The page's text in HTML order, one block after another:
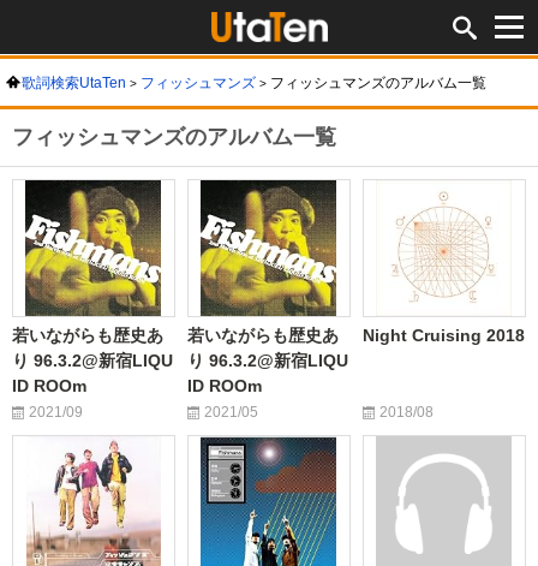
歌詞検索UtaTen フィッシュマンズ フィッシュマンズのアルバム一覧
フィッシュマンズのアルバム一覧
若いながらも歴史あ
り 96.3.2@新宿LIQU
ID ROOm
2021/09
若いながらも歴史あ
り 96.3.2@新宿LIQU
ID ROOm
2021/05
Night Cruising 2018
2018/08